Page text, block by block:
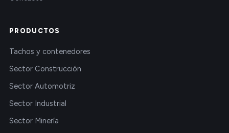
PRODUCTOS
Tachos y contenedores
Sector Construcción
Sector Automotriz
Sector Industrial
Sector Minería